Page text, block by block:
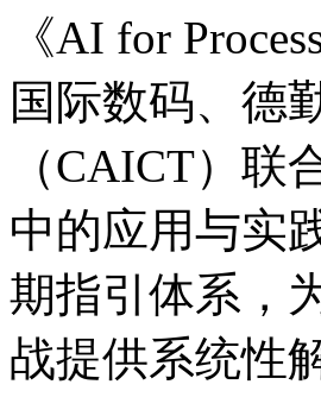
《AI for
国际数码、
（CAICT）联
中的应用与实
期指引体系
战提供系统性